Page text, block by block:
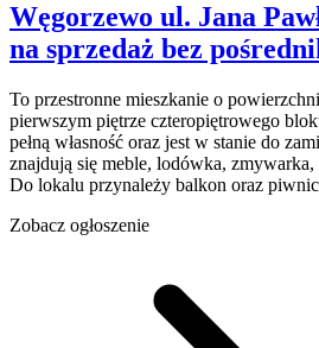
Węgorzewo ul. Jana
na sprzedaż bez
To przestronne mieszkanie o
pierwszym piętrze czteropiętrowego
pełną własność oraz jest w stanie do
znajdują się meble, lodówka,
Do lokalu przynależy balkon oraz
Zobacz ogłoszenie